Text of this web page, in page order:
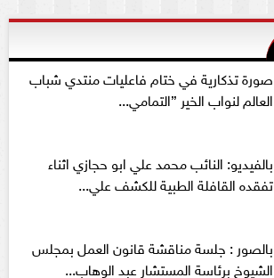
صورة تذكارية في ختام فاعليات منتدي شباب
العالم لنواب الخير ”التمامي...
بالفيديو: النائب محمد علي ابو حجازي اثناء
تفقده القافلة الطبية للكشف علي...
بالصور : جلسة مناقشة قانون العمل بمجلس
الشيوخ برئاسة المستشار عبد الوهاب...